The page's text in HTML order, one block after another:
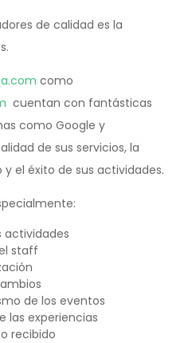
de calidad es la
como
cuentan con fantásticas
como Google y
de sus servicios, la
el éxito de sus actividades.
actividades
staff
de los eventos
las experiencias
recibido